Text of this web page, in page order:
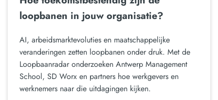
loopbanen in jouw organisatie?
AI, arbeidsmarktevoluties en maatschappelijke
veranderingen zetten loopbanen onder druk. Met de
Loopbaanradar onderzoeken Antwerp Management
School, SD Worx en partners hoe werkgevers en
werknemers naar die uitdagingen kijken.